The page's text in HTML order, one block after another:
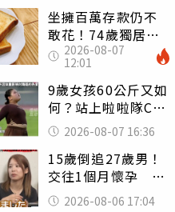
坐擁百萬存款仍不
敢花！74歲獨居翁
「1餐只吃1片吐
司」 半年後暴瘦
嚇壞女兒
2026-08-07
12:01
9歲女孩60公斤又如
何？站上啦啦隊C位
驚艷全場 千萬網
友被圈粉
2026-08-07 16:36
15歲倒追27歲男！
交往1個月懷孕 36
歲當阿嬤故事曝光
2026-08-06 17:04